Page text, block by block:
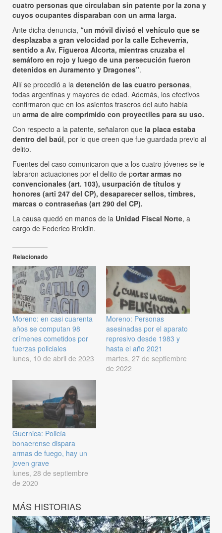
cuatro personas que circulaban sin patente por la zona y
cuyos ocupantes disparaban con un arma larga.
Ante dicha denuncia, “un móvil divisó el vehículo que se
desplazaba a gran velocidad por la calle Echeverria,
sentido a Av. Figueroa Alcorta, mientras cruzaba el
semáforo en rojo y luego de una persecución fueron
detenidos en Juramento y Dragones”.
Allí se procedió a la detención de las cuatro personas,
todas argentinas y mayores de edad. Además, los efectivos
confirmaron que en los asientos traseros del auto había
un arma de aire comprimido con proyectiles para su uso.
Con respecto a la patente, señalaron que la placa estaba
dentro del baúl, por lo que creen que fue guardada previo al
delito.
Fuentes del caso comunicaron que a los cuatro jóvenes se le
labraron actuaciones por el delito de portar armas no
convencionales (art. 103), usurpación de títulos y
honores (arti 247 del CP), desaparecer sellos, timbres,
marcas o contraseñas (art 290 del CP).
La causa quedó en manos de la Unidad Fiscal Norte, a
cargo de Federico Broldin.
Relacionado
Moreno: en casi cuarenta
años se computan 98
crímenes cometidos por
fuerzas policiales
lunes, 10 de abril de 2023
Moreno: Personas
asesinadas por el aparato
represivo desde 1983 y
hasta el año 2021
martes, 27 de septiembre
de 2022
Guernica: Policía
bonaerense dispara
armas de fuego, hay un
joven grave
lunes, 28 de septiembre
de 2020
MÁS HISTORIAS